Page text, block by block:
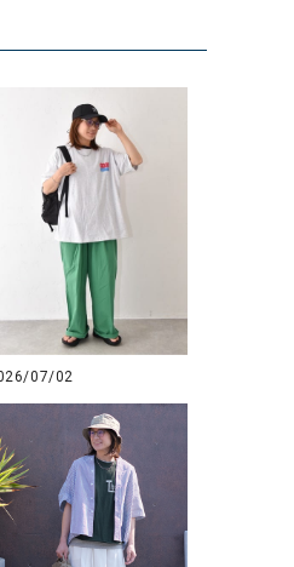
+phenix（フェニックス）
WILD THINGS（ワイルドシ
07/02